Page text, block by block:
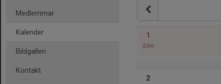
Medlemmar
Kalender
Bildgalleri
Kontakt
1
Sön
2